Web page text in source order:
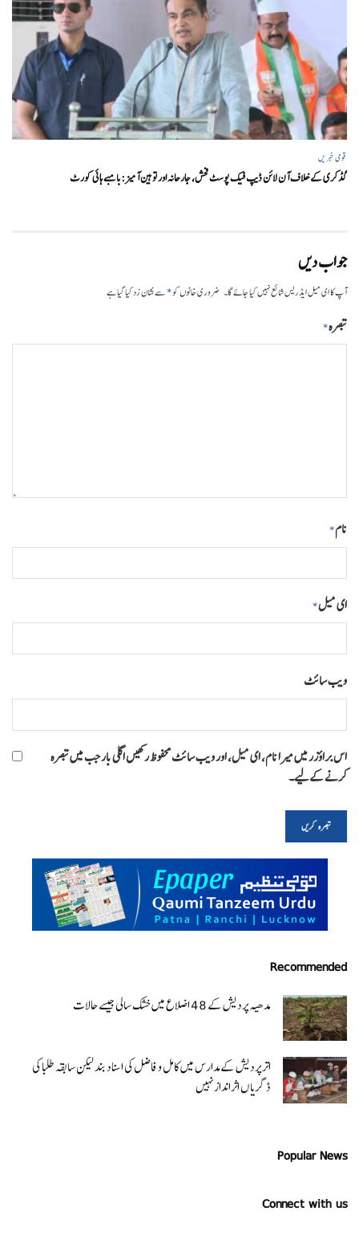
قومی خبریں
گڈکری کے خلاف آن لائن ڈیپ فیک پوسٹ فحش، جارحانہ اور توہین آمیز:بامبے ہائی کورٹ
جواب دیں
آپ کا ای میل ایڈریس شائع نہیں کیا جائے گا۔ ضروری خانوں کو*سے نشان زد کیا گیا ہے
تبصرہ*
نام*
ای میل*
ویب‌ سائٹ
اس براؤزر میں میرا نام، ای میل، اور ویب سائٹ محفوظ رکھیں اگلی بار جب میں تبصرہ
کرنے کےلیے۔
Recommended
مدھیہ پردیش کے 48 اضلاع میں خشک سالی جیسے حالات
اتر پردیش کےمدارس میں کامل و فاضل کی اسناد بند لیکن سابقہ طلبا کی
ڈگریا ں اثرانداز نہیں
Popular News
Connect with us